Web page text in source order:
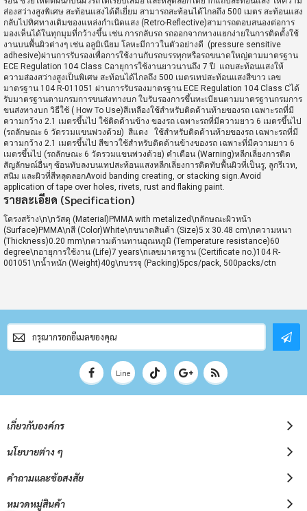
ส่องสว่างสูงพิเศษ สะท้อนแสงได้ดีเยี่ยม สามารถสะท้อนได้ไกลถึง 500 เมตร สะท้อนแสง
กลับไปทิศทางเดิมของแหล่งกำเนิดแสง (Retro-Reflective)สามารถตอบสนองต่อการ
มองเห็นได้ในทุกมุมที่กว้างขึ้น เช่น การกลับรถ รถออกจากทางแยกง่ายในการติดตั้งใช้
งานบนพื้นผิวต่างๆ เช่น อลูมิเนียม โลหะมีกาวในตัวอย่างดี (pressure sensitive
adhesive)ผ่านการรับรองเพื่อการใช้งานกับรถบรรทุกหรือรถขนาดใหญ่ตามมาตรฐาน
ECE Regulation 104 Class Cอายุการใช้งานยาวนานถึง 7 ปี แถบสะท้อนแสงให้
ความส่องสว่างสูงเป็นพิเศษ สะท้อนได้ไกลถึง 500 เมตรเทปสะท้อนแสงสีขาว เลข
มาตรฐาน 104 R-011051 ผ่านการรับรองมาตรฐาน ECE Regulation 104 Class Cได้
รับมาตรฐานตามกรมการขนส่งทางบก ใบรับรองการขึ้นทะเบียนตามมาตรฐานกรมการ
ขนส่งทางบก วิธีใช้ ( How To Use)สีเหลืองใช้สำหรับติดด้านท้ายของรถ เฉพาะรถที่มี
ความกว้าง 2.1 เมตรขึ้นไป ใช้ติดด้านข้าง ของรถ เฉพาะรถที่มีความยาว 6 เมตรขึ้นไป
(รถลักษณะ 6 วัดรวมแขนพ่วงด้วย) สีแดง ใช้สำหรับติดด้านท้ายของรถ เฉพาะรถที่มี
ความกว้าง 2.1 เมตรขึ้นไป สีขาวใช้สำหรับติดด้านข้างของรถ เฉพาะที่มีความยาว 6
เมตรขึ้นไป (รถลักษณะ 6 วัดรวมแขนพ่วงด้วย) คำเตือน (Warning)หลีกเลี่ยงการติด
สัญลักษณ์อื่นๆ ซ้อนทับลงบนเทปสะท้อนแสงหลีกเลี่ยงการติดทับพื้นผิวที่เป็นรู, ลูกรีเวท,
สนิม และผิวที่สีหลุดลอกAvoid banding creating, or stacking sign.Avoid
application of tape over holes, rivets, rust and flaking paint.
รายละเอียด (Specification)
โครงสร้าง\n\nวัสดุ (Material)PMMA with metalized\nลักษณะผิวหน้า
(Surface)PMMA\nสี (Color)White\nขนาดสินค้า (Size)5 x 30.48 cm\nความหนา
(Thickness)0.20 mm\nความต้านทานอุณหภูมิ (Temperature resistance)60
degree\nอายุการใช้งาน (Life)7 years\nเลขมาตรฐาน (Certificate no.)104 R-
001051\nน้ำหนัก (Weight)40g\nบรรจุ (Packing)5pcs/pack, 500packs/ctn
สมัคร
สมาชิก
จดหมาย
Line
เกี่ยวกับองค์กร
นโยบายต่าง ๆ
คำถามและข้อสงสัย
หมวดหมู่สินค้า